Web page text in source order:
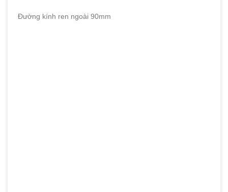
Đường kính ren ngoài 90mm